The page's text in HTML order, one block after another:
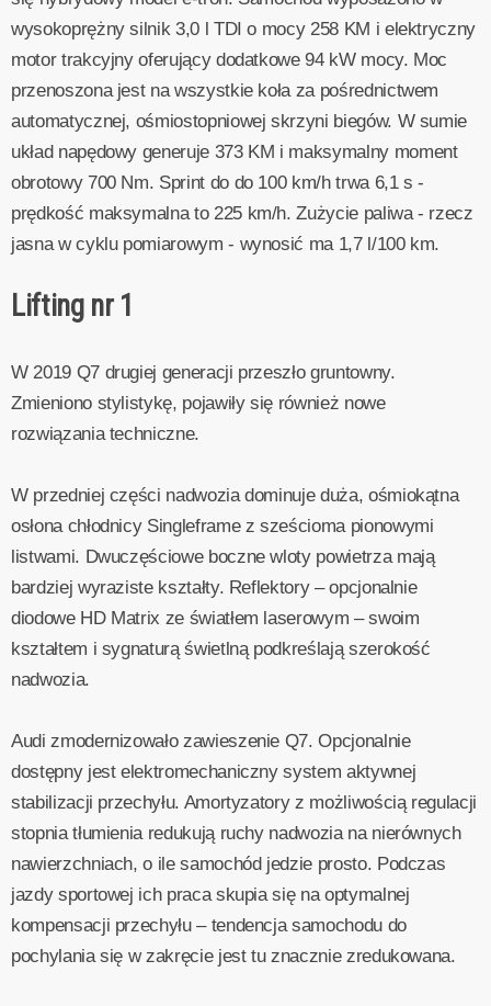
wysokoprężny silnik 3,0 l TDI o mocy 258 KM i elektryczny
motor trakcyjny oferujący dodatkowe 94 kW mocy. Moc
przenoszona jest na wszystkie koła za pośrednictwem
automatycznej, ośmiostopniowej skrzyni biegów. W sumie
układ napędowy generuje 373 KM i maksymalny moment
obrotowy 700 Nm. Sprint do do 100 km/h trwa 6,1 s -
prędkość maksymalna to 225 km/h. Zużycie paliwa - rzecz
jasna w cyklu pomiarowym - wynosić ma 1,7 l/100 km.
Lifting nr 1
W 2019 Q7 drugiej generacji przeszło gruntowny.
Zmieniono stylistykę, pojawiły się również nowe
rozwiązania techniczne.
W przedniej części nadwozia dominuje duża, ośmiokątna
osłona chłodnicy Singleframe z sześcioma pionowymi
listwami. Dwuczęściowe boczne wloty powietrza mają
bardziej wyraziste kształty. Reflektory – opcjonalnie
diodowe HD Matrix ze światłem laserowym – swoim
kształtem i sygnaturą świetlną podkreślają szerokość
nadwozia.
Audi zmodernizowało zawieszenie Q7. Opcjonalnie
dostępny jest elektromechaniczny system aktywnej
stabilizacji przechyłu. Amortyzatory z możliwością regulacji
stopnia tłumienia redukują ruchy nadwozia na nierównych
nawierzchniach, o ile samochód jedzie prosto. Podczas
jazdy sportowej ich praca skupia się na optymalnej
kompensacji przechyłu – tendencja samochodu do
pochylania się w zakręcie jest tu znacznie zredukowana.